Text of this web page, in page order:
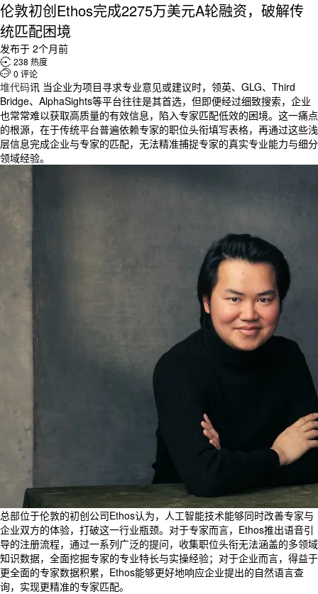
伦敦初创Ethos完成2275万美元A轮融资，破解传
统匹配困境
发布于 2个月前
 238 热度
 0 评论
堆代码讯 当企业为项目寻求专业意见或建议时，领英、GLG、Third
Bridge、AlphaSights等平台往往是其首选，但即便经过细致搜索，企业
也常常难以获取高质量的有效信息，陷入专家匹配低效的困境。这一痛点
的根源，在于传统平台普遍依赖专家的职位头衔填写表格，再通过这些浅
层信息完成企业与专家的匹配，无法精准捕捉专家的真实专业能力与细分
领域经验。
总部位于伦敦的初创公司Ethos认为，人工智能技术能够同时改善专家与
企业双方的体验，打破这一行业瓶颈。对于专家而言，Ethos推出语音引
导的注册流程，通过一系列广泛的提问，收集职位头衔无法涵盖的多领域
知识数据，全面挖掘专家的专业特长与实操经验；对于企业而言，得益于
更全面的专家数据积累，Ethos能够更好地响应企业提出的自然语言查
询，实现更精准的专家匹配。